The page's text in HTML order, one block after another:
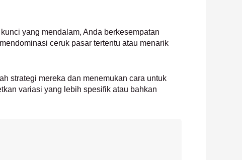
yang mendalam, Anda berkesempatan
ceruk pasar tertentu atau menarik
strategi mereka dan menemukan cara untuk
variasi yang lebih spesifik atau bahkan